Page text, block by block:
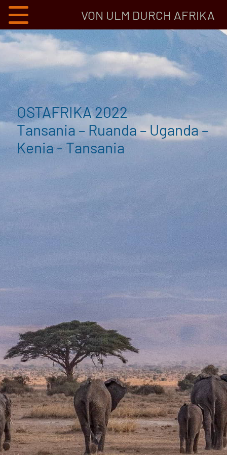
VON ULM DURCH AFRIKA
OSTAFRIKA 2022
Tansania – Ruanda – Uganda –
Kenia - Tansania